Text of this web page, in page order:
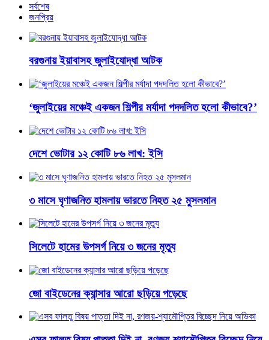
সর্বশেষ
জনপ্রিয়
বরগুনায় ইয়াবাসহ জুলাইযোদ্ধা আটক
‘জুলাইয়ের মঞ্চেই একজন শিল্পীর মর্যাদা পদদলিত হলো কীভাবে?’
দেশে ভোটার ১২ কোটি ৮৬ লাখ: ইসি
৩ মাসে ঘৃণাজনিত হামলায় ভারতে নিহত ২৫ মুসলমান
সিলেটে হামের উপসর্গ নিয়ে ৩ জনের মৃত্যু
জো বাইডেনের ক্যান্সার আরো ছড়িয়ে পড়েছে